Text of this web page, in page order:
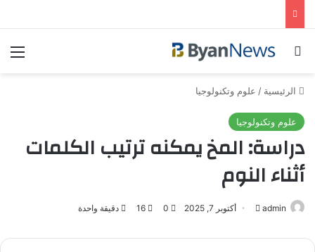
بحث عن
الرئيسية / علوم وتكنولوجيا
علوم وتكنولوجيا
دراسة: المخ يمكنه ترتيب الكلمات
أثناء النوم
admin
أرسل
إلكترونيا
أكتوبر 7, 2025 0
16 دقيقة واحدة